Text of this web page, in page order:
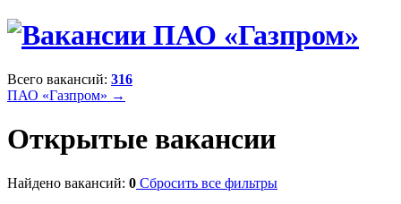
Всего вакансий: 316
ПАО «Газпром» →
Открытые вакансии
Найдено вакансий: 0 Сбросить все фильтры